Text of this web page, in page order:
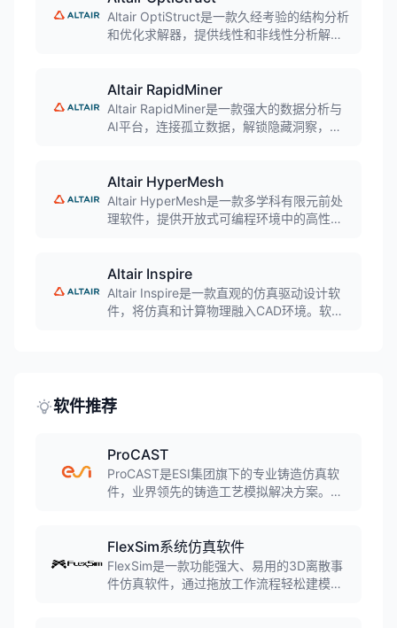
的图形化用户界面。
Altair OptiStruct是一款久经考验的结构分析
和优化求解器，提供线性和非线性分析解决
的拓扑优化技术，帮助工程师快速开发创
新、轻量化的结构设计。
Altair RapidMiner
Altair RapidMiner是一款强大的数据分析与
AI平台，连接孤立数据，解锁隐藏洞察，通
业现代化现有系统，实现数据驱动的智能决
策。
Altair HyperMesh
Altair HyperMesh是一款多学科有限元前处
理软件，提供开放式可编程环境中的高性能
增强设计与优化，能够快速生成高质量网
格，与各种CAD和CAE软件无缝集成。
Altair Inspire
Altair Inspire是一款直观的仿真驱动设计软
件，将仿真和计算物理融入CAD环境。软件
软件推荐
ProCAST
ProCAST是ESI集团旗下的专业铸造仿真软
件，业界领先的铸造工艺模拟解决方案。软
造、熔模铸造、连铸等，预测缩孔缩松、气
孔、裂纹、变形等缺陷。
FlexSim系统仿真软件
FlexSim是一款功能强大、易用的3D离散事
件仿真软件，通过拖放工作流程轻松建模生